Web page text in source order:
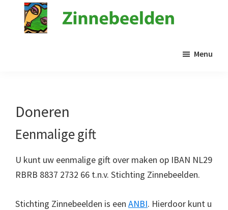
Menu
Doneren
Eenmalige gift
U kunt uw eenmalige gift over maken op IBAN NL29
RBRB 8837 2732 66 t.n.v. Stichting Zinnebeelden.
Stichting Zinnebeelden is een ANBI. Hierdoor kunt u